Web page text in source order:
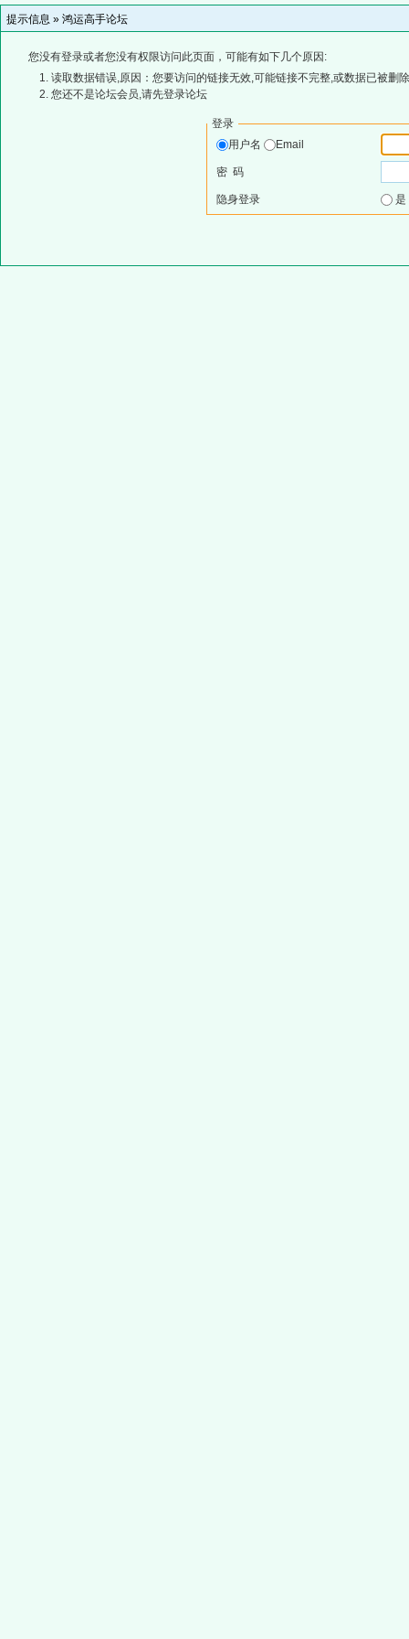
提示信息 » 鸿运高手论坛
您没有登录或者您没有权限访问此页面，可能有如下几个原因:
读取数据错误,原因：您要访问的链接无效,可能链接不完整,或数据已被删
您还不是论坛会员,请先登录论坛
登录
用户名
Email
密 码
隐身登录